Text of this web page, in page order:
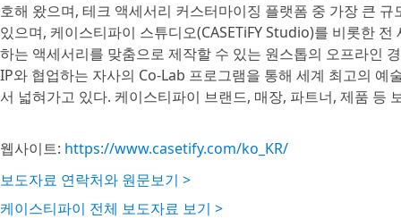
호해 왔으며, 테크 액세서리 커스터마이징 플랫폼 중 가장 큰
있으며, 케이스티파이 스튜디오(CASETiFY Studio)를 비롯한
하는 액세서리를 맞춤으로 제작할 수 있는 원스톱의 오프라인
IP와 협업하는 자사의 Co-Lab 프로그램을 통해 세계 최고의
서 넓혀가고 있다. 케이스티파이 브랜드, 매장, 파트너, 제품 등
웹사이트: https://www.casetify.com/ko_KR/
보도자료 연락처와 원문보기 >
케이스티파이 전체 보도자료 보기 >